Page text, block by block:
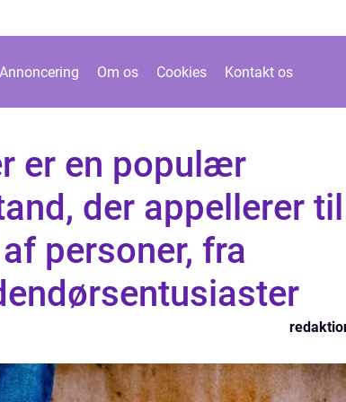
Annoncering Om os Cookies Kontakt os
er en populær
der appellerer til
personer, fra